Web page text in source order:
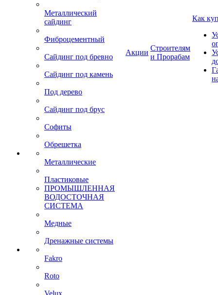
Металлический
сайдинг
Фиброцементный
Сайдинг под бревно
Сайдинг под камень
Под дерево
Сайдинг под брус
Софиты
Обрешетка
Металлические
Пластиковые
ПРОМЫШЛЕННАЯ
ВОДОСТОЧНАЯ
СИСТЕМА
Медные
Дренажные системы
Fakro
Roto
Velux
Акции
Строителям
и Прорабам
Как